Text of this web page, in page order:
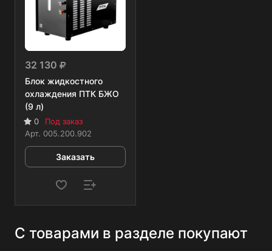
32 130
Блок жидкостного
охлаждения ПТК БЖО
(9 л)
0
Под заказ
Арт. 005.200.902
Заказать
С товарами в разделе покупают